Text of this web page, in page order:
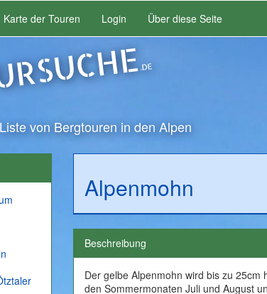
Karte der Touren Login Über diese Seite
.DE
von Bergtouren in den Alpen
Alpenmohn
Beschreibung
Der gelbe Alpenmohn wird bis zu 25cm
den Sommermonaten Juli und August